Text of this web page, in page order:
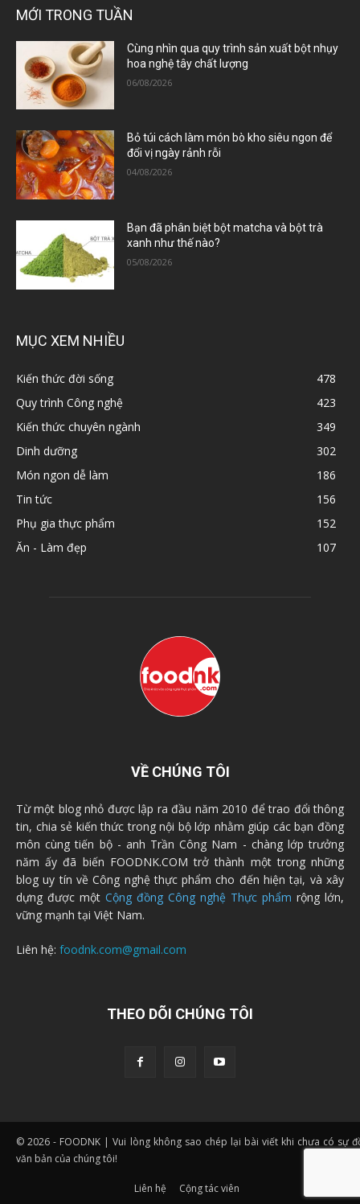
MỚI TRONG TUẦN
Cùng nhìn qua quy trình sản xuất bột nhụy
hoa nghệ tây chất lượng
06/08/2026
Bỏ túi cách làm món bò kho siêu ngon để
đổi vị ngày rảnh rỗi
04/08/2026
Bạn đã phân biệt bột matcha và bột trà
xanh như thế nào?
05/08/2026
MỤC XEM NHIỀU
Kiến thức đời sống
478
Quy trình Công nghệ
423
Kiến thức chuyên ngành
349
Dinh dưỡng
302
Món ngon dễ làm
186
Tin tức
156
Phụ gia thực phẩm
152
Ăn - Làm đẹp
107
VỀ CHÚNG TÔI
Từ một blog nhỏ được lập ra đầu năm 2010 để trao đổi thông
tin, chia sẻ kiến thức trong nội bộ lớp nhằm giúp các bạn đồng
môn cùng tiến bộ - anh Trần Công Nam - chàng lớp trưởng
năm ấy đã biến FOODNK.COM trở thành một trong những
blog uy tín về Công nghệ thực phẩm cho đến hiện tại, và xây
dựng được một Cộng đồng Công nghệ Thực phẩm rộng lớn,
vững mạnh tại Việt Nam.
Liên hệ: foodnk.com@gmail.com
THEO DÕI CHÚNG TÔI
© 2026 - FOODNK | Vui lòng không sao chép lại bài viết khi chưa có sự
văn bản của chúng tôi!
Liên hệ Cộng tác viên